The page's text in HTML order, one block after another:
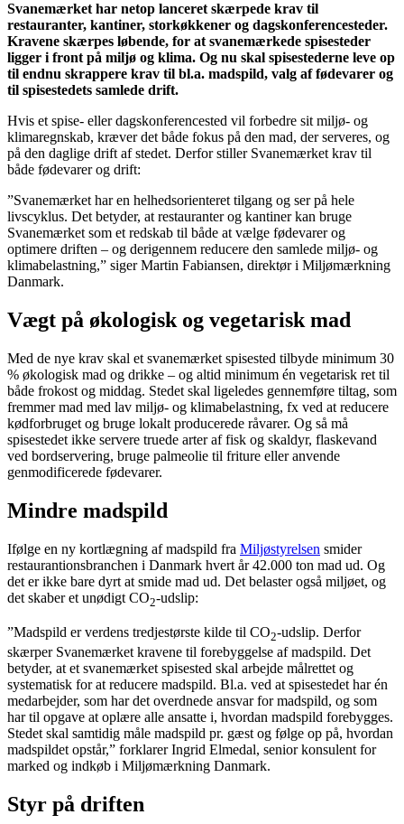
Svanemærket har netop lanceret skærpede krav til
restauranter, kantiner, storkøkkener og dagskonferencesteder.
Kravene skærpes løbende, for at svanemærkede spisesteder
ligger i front på miljø og klima. Og nu skal spisestederne leve op
til endnu skrappere krav til bl.a. madspild, valg af fødevarer og
til spisestedets samlede drift.
Hvis et spise- eller dagskonferencested vil forbedre sit miljø- og
klimaregnskab, kræver det både fokus på den mad, der serveres, og
på den daglige drift af stedet. Derfor stiller Svanemærket krav til
både fødevarer og drift:
”Svanemærket har en helhedsorienteret tilgang og ser på hele
livscyklus. Det betyder, at restauranter og kantiner kan bruge
Svanemærket som et redskab til både at vælge fødevarer og
optimere driften – og derigennem reducere den samlede miljø- og
klimabelastning,” siger Martin Fabiansen, direktør i Miljømærkning
Danmark.
Vægt på økologisk og vegetarisk mad
Med de nye krav skal et svanemærket spisested tilbyde minimum 30
% økologisk mad og drikke – og altid minimum én vegetarisk ret til
både frokost og middag. Stedet skal ligeledes gennemføre tiltag, som
fremmer mad med lav miljø- og klimabelastning, fx ved at reducere
kødforbruget og bruge lokalt producerede råvarer. Og så må
spisestedet ikke servere truede arter af fisk og skaldyr, flaskevand
ved bordservering, bruge palmeolie til friture eller anvende
genmodificerede fødevarer.
Mindre madspild
Ifølge en ny kortlægning af madspild fra Miljøstyrelsen smider
restaurantionsbranchen i Danmark hvert år 42.000 ton mad ud. Og
det er ikke bare dyrt at smide mad ud. Det belaster også miljøet, og
det skaber et unødigt CO2-udslip:
”Madspild er verdens tredjestørste kilde til CO2-udslip. Derfor
skærper Svanemærket kravene til forebyggelse af madspild. Det
betyder, at et svanemærket spisested skal arbejde målrettet og
systematisk for at reducere madspild. Bl.a. ved at spisestedet har én
medarbejder, som har det overdnede ansvar for madspild, og som
har til opgave at oplære alle ansatte i, hvordan madspild forebygges.
Stedet skal samtidig måle madspild pr. gæst og følge op på, hvordan
madspildet opstår,” forklarer Ingrid Elmedal, senior konsulent for
marked og indkøb i Miljømærkning Danmark.
Styr på driften